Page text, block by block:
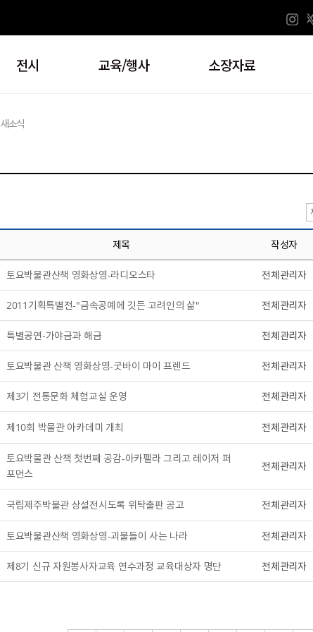
전시 교육/행사 소장자료
새소식
제목 작성자
토요박물관산책 영화상영-라디오스타 전체관리자
2011기획특별전-"금속공예에 깃든 고려인의 삶" 전체관리자
특별공연-가야금과 해금 전체관리자
토요박물관 산책 영화상영-굿바이 마이 프렌드 전체관리자
제3기 전통문화 체험교실 운영 전체관리자
제10회 박물관 아카데미 개최 전체관리자
토요박물관 산책 첫번째 공감-아카펠라 그리고 레이저 퍼
포먼스
전체관리자
국립제주박물관 상설전시도록 위탁출판 공고 전체관리자
토요박물관산책 영화상영-괴물들이 사는 나라 전체관리자
제8기 신규 자원봉사자교육 연수과정 교육대상자 명단 전체관리자